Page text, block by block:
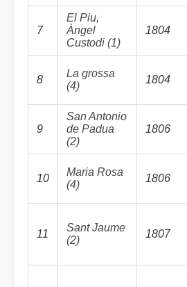
7
El Piu,
Àngel
Custodi (1)
1804
8
La grossa
(4)
1804
9
San Antonio
de Padua
(2)
1806
10
Maria Rosa
(4)
1806
11
Sant Jaume
(2)
1807